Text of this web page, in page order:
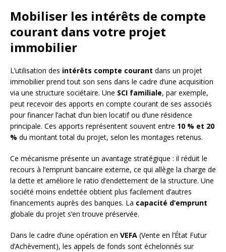
Mobiliser les intérêts de compte
courant dans votre projet
immobilier
L’utilisation des intérêts compte courant dans un projet
immobilier prend tout son sens dans le cadre d’une acquisition
via une structure sociétaire. Une SCI familiale, par exemple,
peut recevoir des apports en compte courant de ses associés
pour financer l’achat d’un bien locatif ou d’une résidence
principale. Ces apports représentent souvent entre 10 % et 20
% du montant total du projet, selon les montages retenus.
Ce mécanisme présente un avantage stratégique : il réduit le
recours à l’emprunt bancaire externe, ce qui allège la charge de
la dette et améliore le ratio d’endettement de la structure. Une
société moins endettée obtient plus facilement d’autres
financements auprès des banques. La capacité d’emprunt
globale du projet s’en trouve préservée.
Dans le cadre d’une opération en VEFA (Vente en l’État Futur
d’Achèvement), les appels de fonds sont échelonnés sur